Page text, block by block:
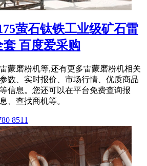
萤石钛铁工业级矿石雷
百度爱采购
蒙磨粉机等,还有更多雷蒙磨粉机相关
数、实时报价、市场行情、优质商品
信息。您还可以在平台免费查询报
、查找商机等。
8511